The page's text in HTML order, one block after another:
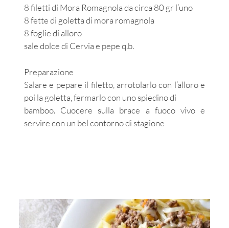
8 filetti di Mora Romagnola da circa 80 gr l’uno
8 fette di goletta di mora romagnola
8 foglie di alloro
sale dolce di Cervia e pepe q.b.
Preparazione
Salare e pepare il filetto, arrotolarlo con l’alloro e
poi la goletta, fermarlo con uno spiedino di
bamboo. Cuocere sulla brace a fuoco vivo e
servire con un bel contorno di stagione